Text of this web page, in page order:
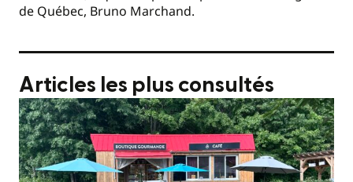
de Québec, Bruno Marchand.
Articles les plus consultés